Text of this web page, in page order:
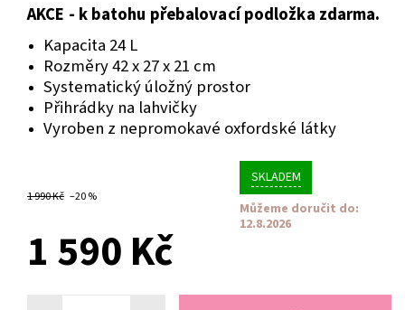
AKCE - k batohu přebalovací podložka zdarma.
Kapacita 24 L
Rozměry 42 x 27 x 21 cm
Systematický úložný prostor
Přihrádky na lahvičky
Vyroben z nepromokavé oxfordské látky
1 990 Kč –20 %
SKLADEM
Můžeme doručit do:
12.8.2026
1 590 Kč